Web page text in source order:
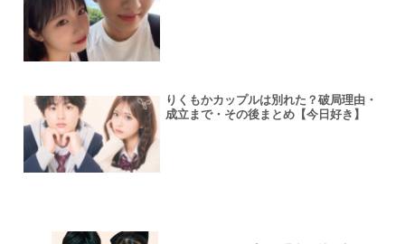
りくもかカップルは別れた？破局理由・
成立まで・その後まとめ【今日好き】